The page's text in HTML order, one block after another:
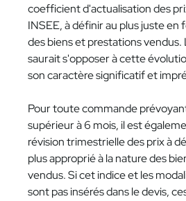
coefficient d'actualisation des
INSEE, à définir au plus juste en
des biens et prestations
saurait s'opposer à cette
son caractère significatif et
Pour toute commande
supérieur à 6 mois, il est
révision trimestrielle des prix à
plus approprié à la nature des
vendus. Si cet indice et les
sont pas insérés dans le devis,